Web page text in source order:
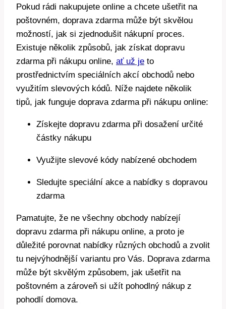
Pokud rádi nakupujete online a chcete ušetřit na
poštovném, doprava zdarma může být skvělou
možností, jak si zjednodušit nákupní proces.
Existuje několik způsobů, jak získat dopravu
zdarma při nákupu online, ať už je to
prostřednictvím speciálních akcí obchodů nebo
využitím slevových kódů. Níže najdete několik
tipů, jak funguje doprava zdarma při nákupu online:
Získejte dopravu zdarma při dosažení určité
částky nákupu
Využijte slevové kódy nabízené obchodem
Sledujte speciální akce a nabídky s dopravou
zdarma
Pamatujte, že ne všechny obchody nabízejí
dopravu zdarma při nákupu online, a proto je
důležité porovnat nabídky různých obchodů a zvolit
tu nejvýhodnější variantu pro Vás. Doprava zdarma
může být skvělým způsobem, jak ušetřit na
poštovném a zároveň si užít pohodlný nákup z
pohodlí domova.